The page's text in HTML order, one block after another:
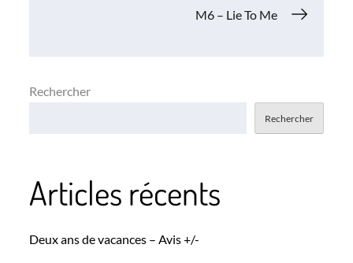
M6 – Lie To Me
Rechercher
Rechercher
Articles récents
Deux ans de vacances – Avis +/-